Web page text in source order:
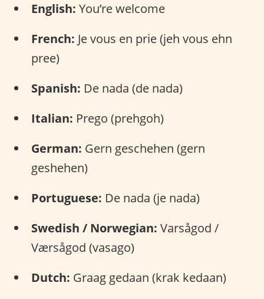
English: You’re welcome
French: Je vous en prie (jeh vous ehn
pree)
Spanish: De nada (de nada)
Italian: Prego (prehgoh)
German: Gern geschehen (gern
geshehen)
Portuguese: De nada (je nada)
Swedish / Norwegian: Varsågod /
Værsågod (vasago)
Dutch: Graag gedaan (krak kedaan)